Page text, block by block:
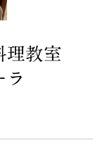
理教室
ラ